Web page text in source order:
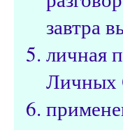
завтра
личная
Личных